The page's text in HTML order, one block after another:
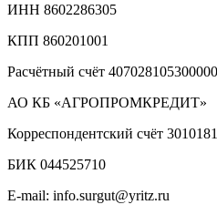
ИНН 8602286305
КПП 860201001
Расчётный счёт
АО КБ «АГРОПРОМКРЕДИТ»
Корреспондентский счёт
БИК 044525710
E-mail: info.surgut@yritz.ru